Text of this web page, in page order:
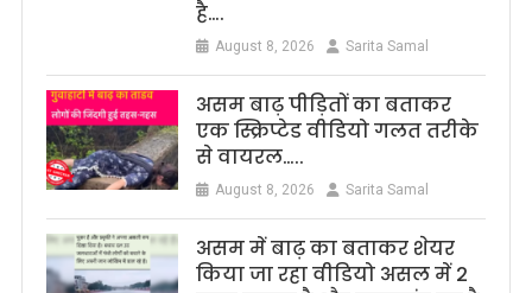
है….
August 8, 2026 Sarita Samal
असम बाढ़ पीड़ितों का बताकर
एक स्क्रिप्टेड वीडियो गलत तरीके
से वायरल…..
August 8, 2026 Sarita Samal
असम में बाढ़ का बताकर शेयर
किया जा रहा वीडियो असल में 2